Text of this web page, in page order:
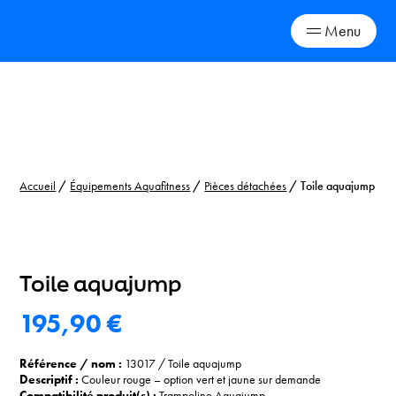
Menu
Accueil / Équipements Aquafitness / Pièces détachées / Toile aquajump
Toile aquajump
195,90€
Référence / nom : 13017 /Toile aquajump
Descriptif : Couleur rouge – option vert et jaune sur demande